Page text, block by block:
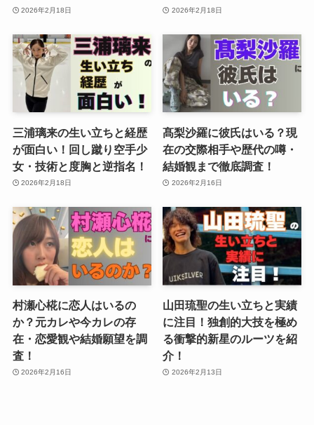
2026年2月18日 2026年2月18日
三浦璃来の生い立ちと経歴
が面白い！回し蹴り空手少
女・技術と度胸と逆指名！
2026年2月18日
髙梨沙羅に彼氏はいる？現
在の交際相手や歴代の噂・
結婚観まで徹底調査！
2026年2月16日
村瀬心椛に恋人はいるの
か？元カレや今カレの存
在・恋愛観や結婚願望を調
査！
2026年2月16日
山田琉聖の生い立ちと実績
に注目！独創的大技を極め
る衝撃的新星のルーツを紹
介！
2026年2月13日